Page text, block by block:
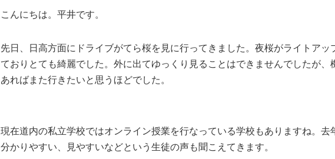
こんにちは。平井です。
先日、日高方面にドライブがてら桜を見に行ってきました。夜桜がライトアッ
ておりとても綺麗でした。外に出てゆっくり見ることはできませんでしたが、
あればまた行きたいと思うほどでした。
現在道内の私立学校ではオンライン授業を行なっている学校もありますね。去
分かりやすい、見やすいなどという生徒の声も聞こえてきます。